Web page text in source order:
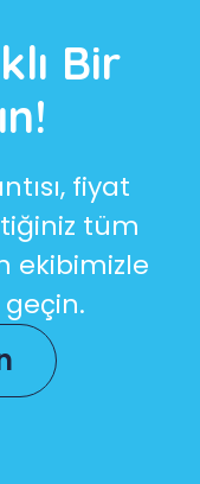
Bir
fiyat
tüm
ekibimizle